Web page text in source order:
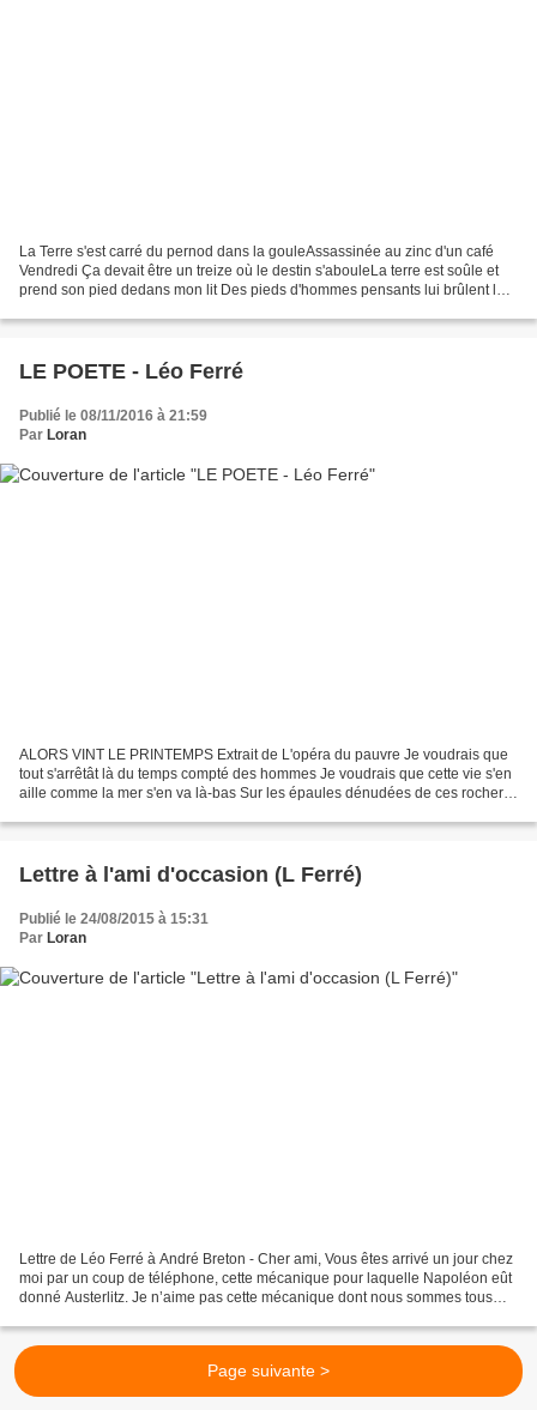
La Terre s'est carré du pernod dans la gouleAssassinée au zinc d'un café
Vendredi Ça devait être un treize où le destin s'abouleLa terre est soûle et
prend son pied dedans mon lit Des pieds d'hommes pensants lui brûlent la
LE POETE - Léo Ferré
Publié le 08/11/2016 à 21:59
Par Loran
ALORS VINT LE PRINTEMPS Extrait de L'opéra du pauvre Je voudrais que
tout s'arrêtât là du temps compté des hommes Je voudrais que cette vie s'en
aille comme la mer s'en va là-bas Sur les épaules dénudées de ces rochers
Lettre à l'ami d'occasion (L Ferré)
Publié le 24/08/2015 à 15:31
Par Loran
Lettre de Léo Ferré à André Breton - Cher ami, Vous êtes arrivé un jour chez
moi par un coup de téléphone, cette mécanique pour laquelle Napoléon eût
donné Austerlitz. Je n’aime pas cette mécanique dont nous sommes tous
Page suivante >